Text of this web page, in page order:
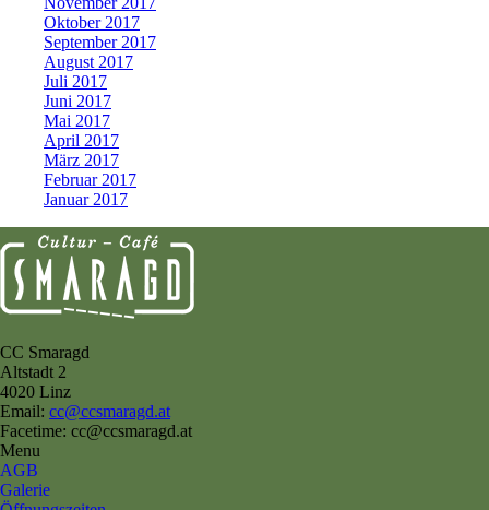
Oktober 2017
September 2017
August 2017
Juli 2017
Juni 2017
Mai 2017
April 2017
März 2017
Februar 2017
Januar 2017
CC Smaragd
Altstadt 2
4020 Linz
Email: cc@ccsmaragd.at
Facetime: cc@ccsmaragd.at
Menu
AGB
Galerie